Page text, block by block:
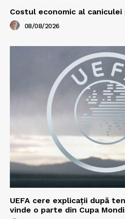
Costul economic al
08/08/2026
UEFA cere explicații după
vinde o parte din Cupa